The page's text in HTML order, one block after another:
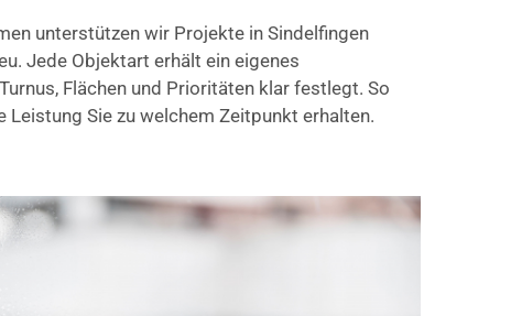
unterstützen wir Projekte in Sindelfingen
Jede Objektart erhält ein eigenes
Flächen und Prioritäten klar festlegt. So
Leistung Sie zu welchem Zeitpunkt erhalten.